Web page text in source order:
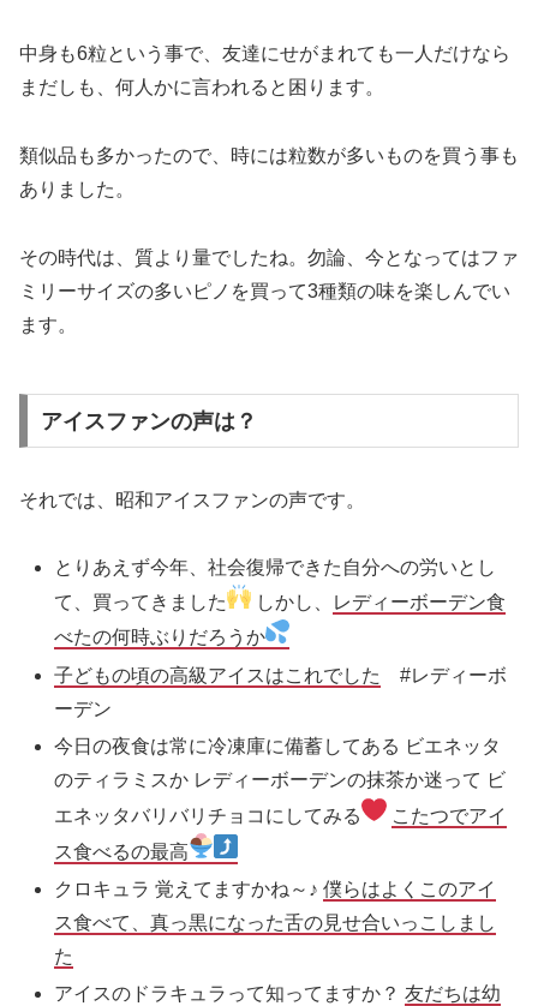
中身も6粒という事で、友達にせがまれても一人だけなら
まだしも、何人かに言われると困ります。
類似品も多かったので、時には粒数が多いものを買う事も
ありました。
その時代は、質より量でしたね。勿論、今となってはファ
ミリーサイズの多いピノを買って3種類の味を楽しんでい
ます。
アイスファンの声は？
それでは、昭和アイスファンの声です。
とりあえず今年、社会復帰できた自分への労いとし
て、買ってきました
しかし、
レディーボーデン食
べたの何時ぶりだろうか
子どもの頃の高級アイスはこれでした
#レディーボ
ーデン
今日の夜食は常に冷凍庫に備蓄してある ビエネッタ
のティラミスか レディーボーデンの抹茶か迷って ビ
エネッタバリバリチョコにしてみる
こたつでアイ
ス食べるの最高
クロキュラ 覚えてますかね～♪僕らはよくこのアイ
ス食べて、真っ黒になった舌の見せ合いっこしまし
た
アイスのドラキュラって知ってますか？友だちは幼